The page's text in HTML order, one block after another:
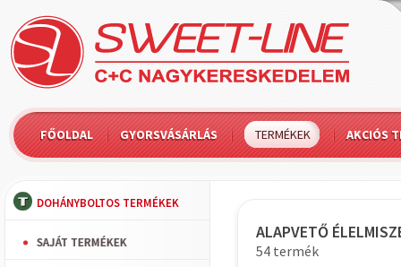
FŐOLDAL GYORSVÁSÁRLÁS TERMÉKEK AKCIÓS
DOHÁNYBOLTOS TERMÉKEK
SAJÁT TERMÉKEK
ALAPVETŐ
54 termék